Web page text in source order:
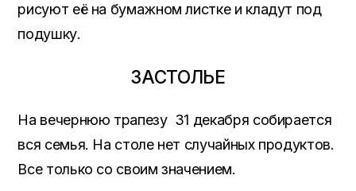
рисуют её на бумажном листке и кладут под
подушку.
ЗАСТОЛЬЕ
На вечернюю трапезу 31 декабря собирается
вся семья. На столе нет случайных продуктов.
Все только со своим значением.